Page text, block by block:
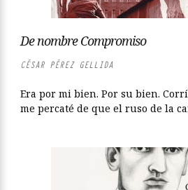
De nombre Compromiso
CÉSAR PÉREZ GELLIDA
Era por mi bien. Por su bien.
me percaté de que el ruso de la